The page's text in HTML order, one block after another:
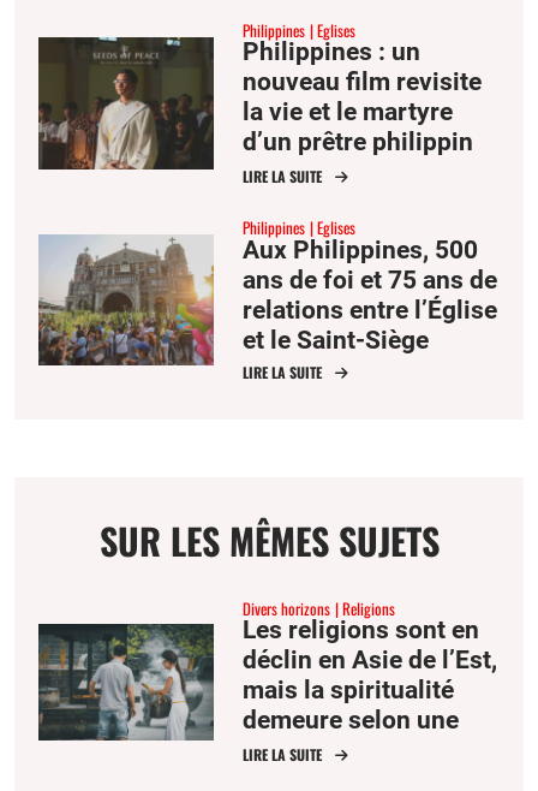
Philippines Eglises
Philippines : un
nouveau film revisite
la vie et le martyre
d’un prêtre philippin
tué en l’an 2000 à
LIRE LA SUITE
Philippines Eglises
Aux Philippines, 500
ans de foi et 75 ans de
relations entre l’Église
et le Saint-Siège
LIRE LA SUITE
SUR LES MÊMES SUJETS
Divers horizons Religions
Les religions sont en
déclin en Asie de l’Est,
mais la spiritualité
demeure selon une
nouvelle étude
LIRE LA SUITE